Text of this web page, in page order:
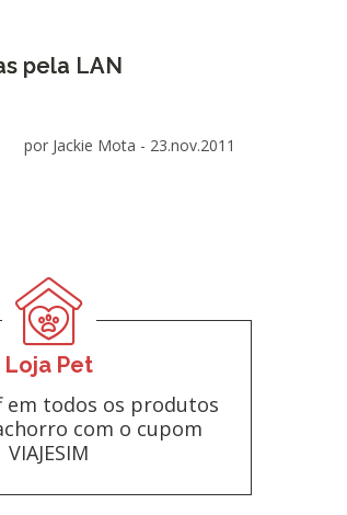
pela LAN
por Jackie Mota - 23.nov.2011
Loja Pet
em todos os produtos
com o cupom
VIAJESIM